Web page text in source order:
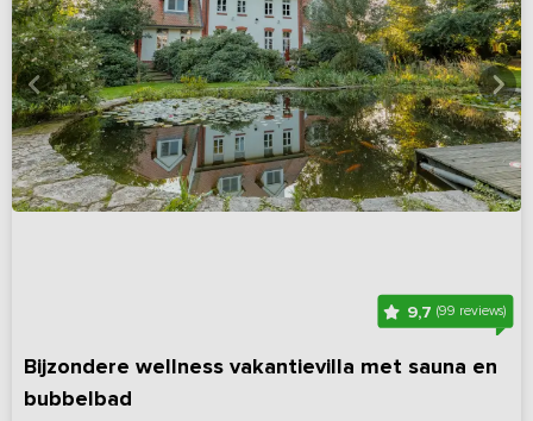
9,7(99 reviews)
Bijzondere wellness vakantievilla met sauna en
bubbelbad